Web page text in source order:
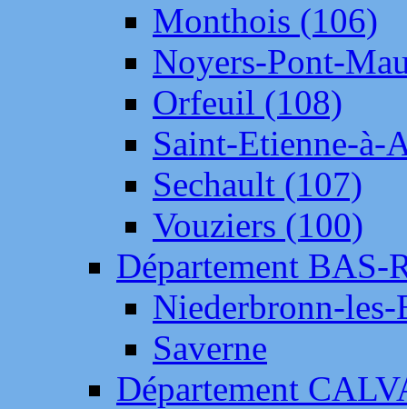
Monthois (106)
Noyers-Pont-
Orfeuil (108)
Saint-Etienne-à-
Sechault (107)
Vouziers (100)
Département BAS-
Niederbronn-
Saverne
Département